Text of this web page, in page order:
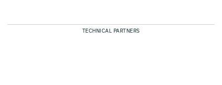
TECHNICAL PARTNERS